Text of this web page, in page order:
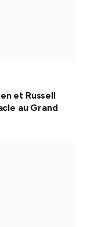
et Russell
au Grand